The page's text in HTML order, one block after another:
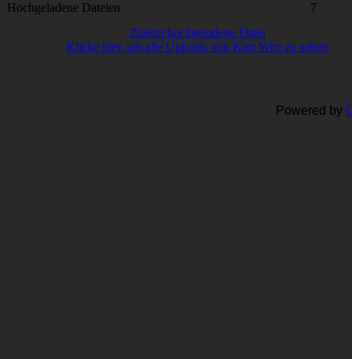
Hochgeladene Dateien
7
Zuletzt hochgeladene Datei
Klicke hier, um alle Uploads von Kurt Wirz zu sehen
Powered by